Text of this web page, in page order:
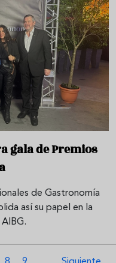
gala de Premios
de Gastronomía
así su papel en la